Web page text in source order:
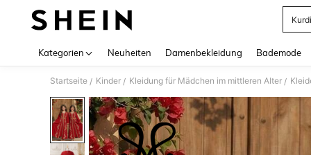
Kategorien Neuheiten Damenbekleidung Bademode
Startseite / Kinder / Kleidung für Mädchen im mittleren Alter /